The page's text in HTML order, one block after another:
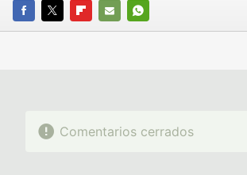
FACEBOOK
TWITTERFLIPBOARD
E-
WHATSAPP
Comentarios cerrados